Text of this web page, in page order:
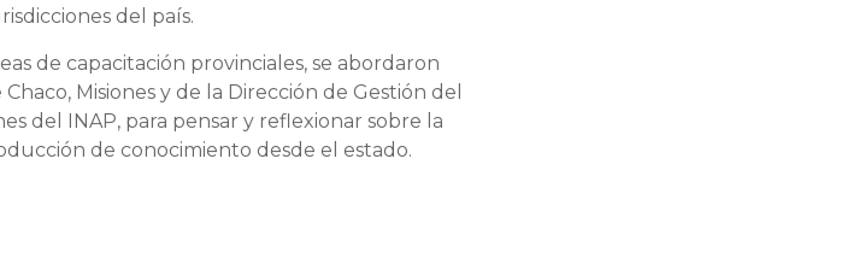
del país.
de capacitación provinciales, se abordaron
Misiones y de la Dirección de Gestión del
del INAP, para pensar y reflexionar sobre la
de conocimiento desde el estado.